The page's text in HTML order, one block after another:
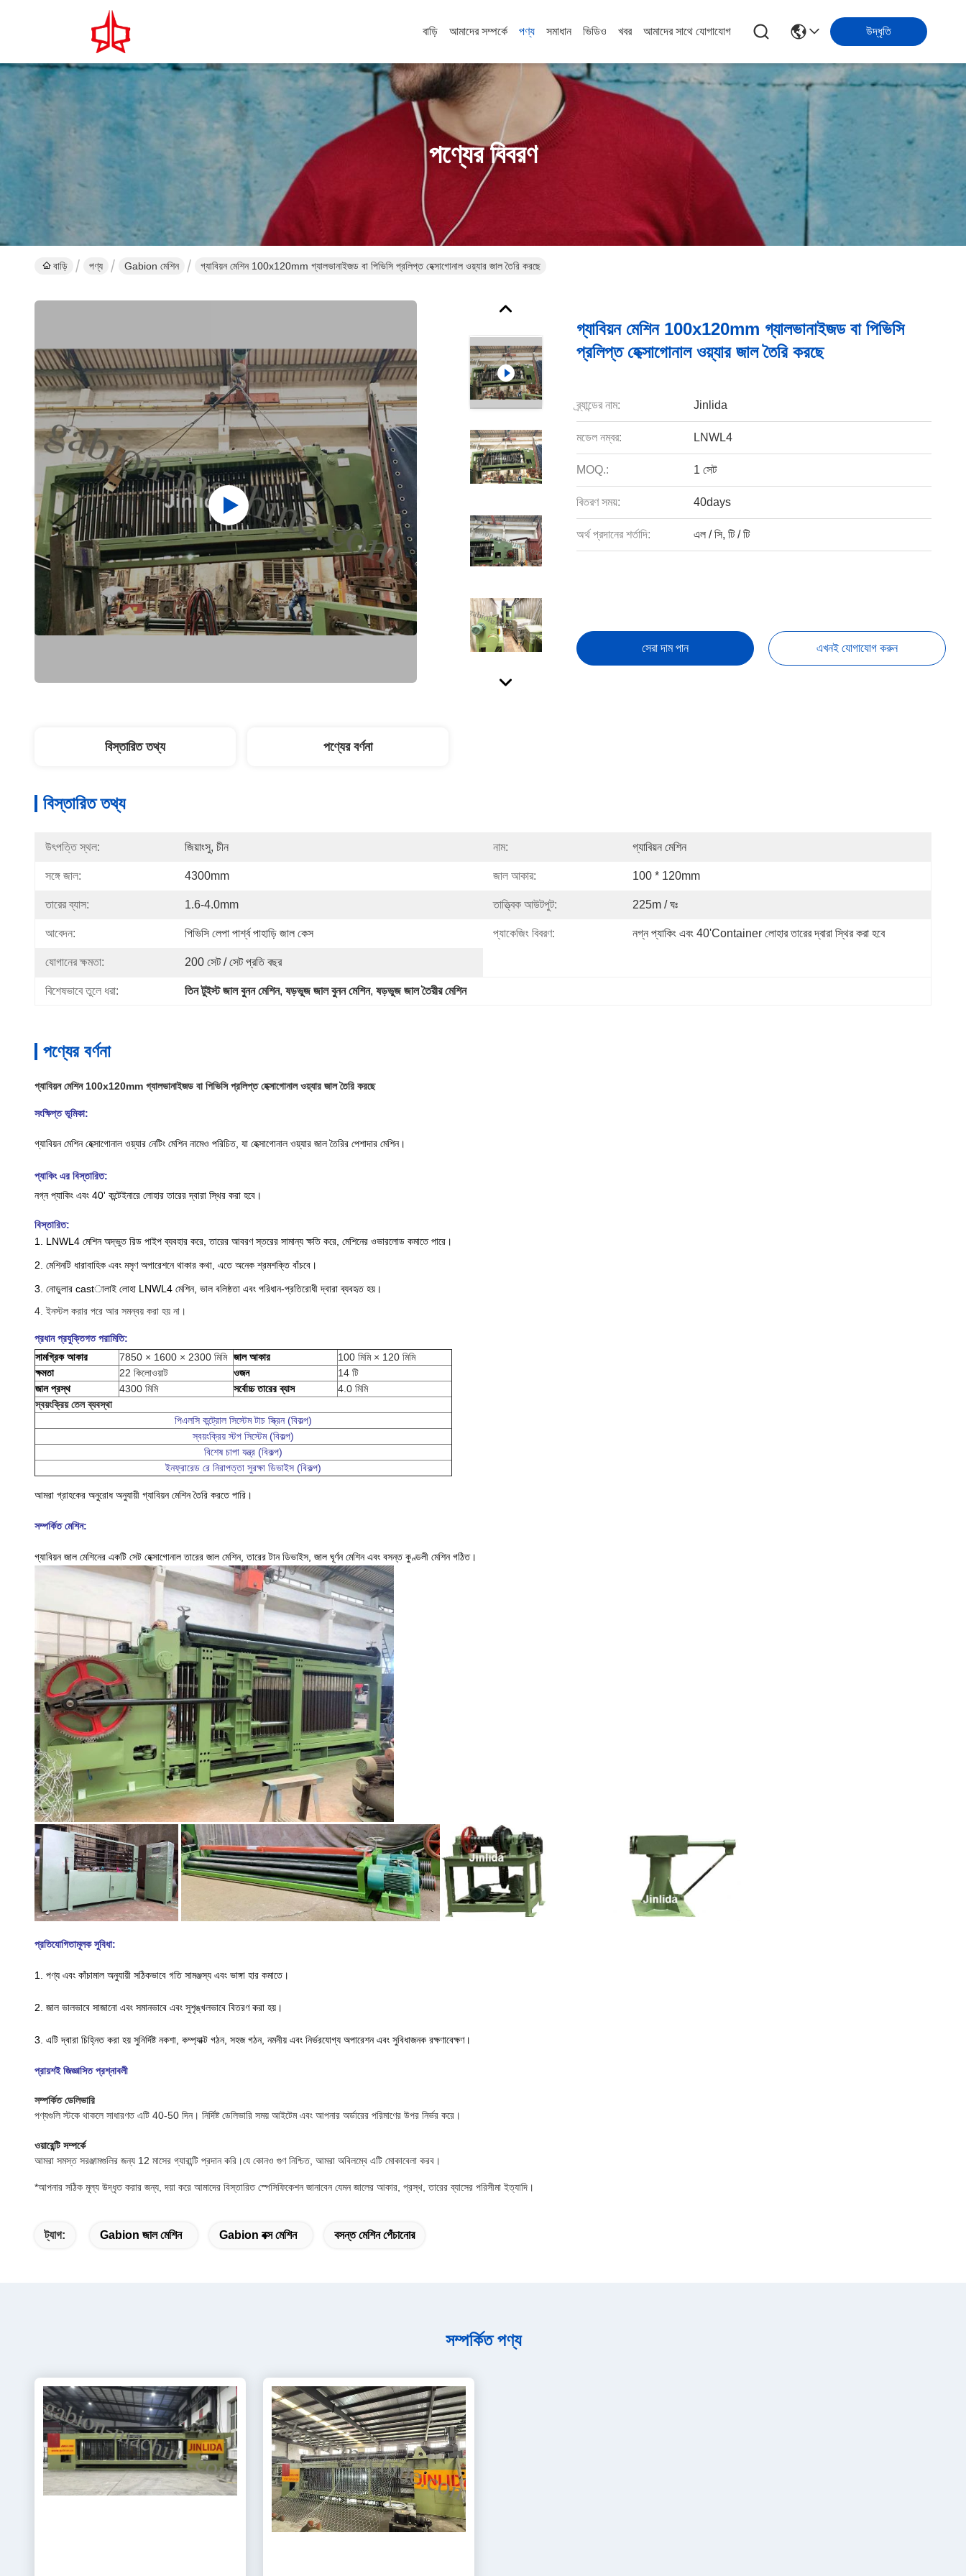
বাড়ি আমাদের সম্পর্কে পণ্য সমাধান ভিডিও খবর আমাদের সাথে যোগাযোগ উদ্ধৃতি
পণ্যের বিবরণ
বাড়ি পণ্য Gabion মেশিন গ্যাবিয়ন মেশিন 100x120mm গ্যালভানাইজড বা পিভিসি প্রলিপ্ত হেক্সাগোনাল ওয়্যার জাল তৈরি করছে
গ্যাবিয়ন মেশিন 100x120mm গ্যালভানাইজড বা পিভিসি
প্রলিপ্ত হেক্সাগোনাল ওয়্যার জাল তৈরি করছে
ব্র্যান্ডের নাম: Jinlida
মডেল নম্বর: LNWL4
MOQ.: 1 সেট
বিতরণ সময়: 40days
অর্থ প্রদানের শর্তাদি: এল / সি, টি / টি
সেরা দাম পান এখনই যোগাযোগ করুন
বিস্তারিত তথ্য পণ্যের বর্ণনা
বিস্তারিত তথ্য
উৎপত্তি স্থল: জিয়াংসু, চীন নাম: গ্যাবিয়ন মেশিন
সঙ্গে জাল: 4300mm জাল আকার: 100 * 120mm
তারের ব্যাস: 1.6-4.0mm তাত্ত্বিক আউটপুট: 225m / ঘঃ
আবেদন: পিভিসি লেপা পার্শ্ব পাহাড়ি জাল কেস প্যাকেজিং বিবরণ: নগ্ন প্যাকিং এবং 40'container লোহার তারের দ্বারা স্থির করা হবে
যোগানের ক্ষমতা: 200 সেট / সেট প্রতি বছর
বিশেষভাবে তুলে ধরা: তিন টুইস্ট জাল বুনন মেশিন, ষড়ভুজ জাল বুনন মেশিন, ষড়ভুজ জাল তৈরীর মেশিন
পণ্যের বর্ণনা
গ্যাবিয়ন মেশিন 100x120mm গ্যালভানাইজড বা পিভিসি প্রলিপ্ত হেক্সাগোনাল ওয়্যার জাল তৈরি করছে
সংক্ষিপ্ত ভূমিকা:
গ্যাবিয়ন মেশিন হেক্সাগোনাল ওয়্যার নেটিং মেশিন নামেও পরিচিত, যা হেক্সাগোনাল ওয়্যার জাল তৈরির পেশাদার মেশিন।
প্যাকিং এর বিস্তারিত:
নগ্ন প্যাকিং এবং 40' কন্টেইনারে লোহার তারের দ্বারা স্থির করা হবে।
বিস্তারিত:
1. LNWL4 মেশিন অদ্ভুত রিড পাইপ ব্যবহার করে, তারের আবরণ স্তরের সামান্য ক্ষতি করে, মেশিনের ওভারলোড কমাতে পারে।
2. মেশিনটি ধারাবাহিক এবং মসৃণ অপারেশনে থাকার কথা, এতে অনেক শ্রমশক্তি বাঁচবে।
3. নোডুলার castালাই লোহা LNWL4 মেশিন, ভাল বলিষ্ঠতা এবং পরিধান-প্রতিরোধী দ্বারা ব্যবহৃত হয়।
4. ইনস্টল করার পরে আর সমন্বয় করা হয় না।
প্রধান প্রযুক্তিগত পরামিতি:
সামগ্রিক আকার
7850 × 1600 × 2300 মিমি জাল আকার
100 মিমি × 120 মিমি
ক্ষমতা
22 কিলোওয়াট ওজন
14 টি
জাল প্রস্থ
4300 মিমি সর্বোচ্চ তারের ব্যাস
4.0 মিমি
স্বয়ংক্রিয় তেল ব্যবস্থা
পিএলসি কন্ট্রোল সিস্টেম টাচ স্ক্রিন (বিকল্প)
স্বয়ংক্রিয় স্টপ সিস্টেম (বিকল্প)
বিশেষ চাপা যন্ত্র (বিকল্প)
ইনফ্রারেড রে নিরাপত্তা সুরক্ষা ডিভাইস (বিকল্প)
আমরা গ্রাহকের অনুরোধ অনুযায়ী গ্যাবিয়ন মেশিন তৈরি করতে পারি।
সম্পর্কিত মেশিন:
গ্যাবিয়ন জাল মেশিনের একটি সেট হেক্সাগোনাল তারের জাল মেশিন, তারের টান ডিভাইস, জাল ঘূর্ণন মেশিন এবং বসন্ত কুণ্ডলী মেশিন গঠিত।
প্রতিযোগিতামূলক সুবিধা:
1. পণ্য এবং কাঁচামাল অনুযায়ী সঠিকভাবে গতি সামঞ্জস্য এবং ভাঙ্গা হার কমাতে।
2. জাল ভালভাবে সাজানো এবং সমানভাবে এবং সুশৃঙ্খলভাবে বিতরণ করা হয়।
3. এটি দ্বারা চিহ্নিত করা হয় সুনির্দিষ্ট নকশা, কম্প্যাক্ট গঠন, সহজ গঠন, নমনীয় এবং নির্ভরযোগ্য অপারেশন এবং সুবিধাজনক রক্ষণাবেক্ষণ।
প্রায়শই জিজ্ঞাসিত প্রশ্নাবলী
সম্পর্কিতডেলিভারি
পণ্যগুলি স্টকে থাকলে সাধারণত এটি 40-50 দিন। নির্দিষ্ট ডেলিভারি সময় আইটেম এবং আপনার অর্ডারের পরিমাণের উপর নির্ভর করে।
ওয়ারেন্টি সম্পর্কে
আমরা সমস্ত সরঞ্জামগুলির জন্য 12 মাসের গ্যারান্টি প্রদান করি।যে কোনও গুণ নিশ্চিত, আমরা অবিলম্বে এটি মোকাবেলা করব।
*আপনার সঠিক মূল্য উদ্ধৃত করার জন্য, দয়া করে আমাদের বিস্তারিত স্পেসিফিকেশন জানাবেন যেমন জালের আকার, প্রস্থ, তারের ব্যাসের পরিসীমা ইত্যাদি।
ট্যাগ: Gabion জাল মেশিন Gabion বক্স মেশিন বসন্ত মেশিন পেঁচানোর
সম্পর্কিত পণ্য